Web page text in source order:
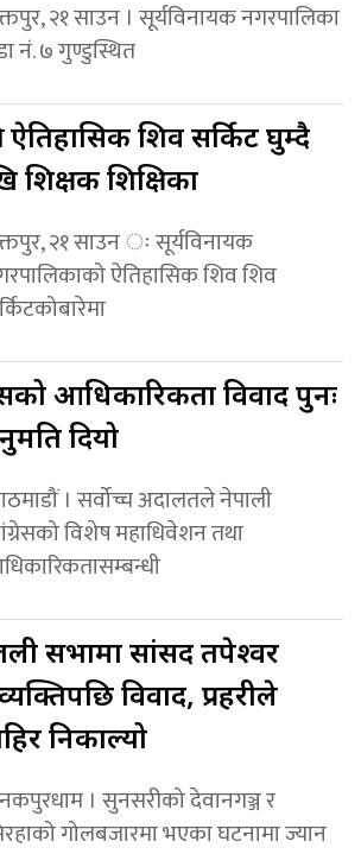
२१ साउन । सूर्यविनायक नगरपालिका
नं. ७ गुण्डुस्थित
ऐतिहासिक शिव सर्किट घुम्दै
शिक्षक शिक्षिका
२१ साउन ः सूर्यविनायक
ऐतिहासिक शिव शिव
आधिकारिकता विवाद पुनः
दियो
। सर्वोच्च अदालतले नेपाली
विशेष महाधिवेशन तथा
सभामा सांसद तपेश्वर
विवाद, प्रहरीले
निकाल्यो
। सुनसरीको देवानगञ्ज र
गोलबजारमा भएका घटनामा ज्यान